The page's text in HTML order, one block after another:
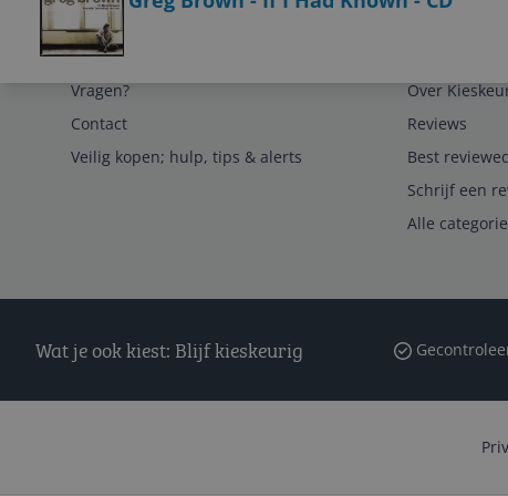
Service
Vragen?
Contact
Veilig kopen; hulp, tips & alerts
Over
Reviews
Best
Schrijf een
Alle
Wat je ook kiest: Blijf kieskeurig